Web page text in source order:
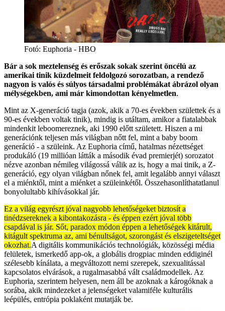
Fotó: Euphoria - HBO
Bár a sok meztelenség és erőszak sokak szerint öncélú az
amerikai tinik küzdelmeit feldolgozó sorozatban, a rendező
nagyon is valós és súlyos társadalmi problémákat ábrázol olyan
mélységekben, ami már kimondottan kényelmetlen.
Mint az X-generáció tagja (azok, akik a 70-es években születtek és a
90-es években voltak tinik), mindig is utáltam, amikor a fiatalabbak
mindenkit leboomereznek, aki 1990 előtt született. Hiszen a mi
generációnk teljesen más világban nőtt fel, mint a baby boom
generáció - a szüleink. Az Euphoria című, hatalmas nézettséget
produkáló (19 millióan látták a második évad premierjét) sorozatot
nézve azonban némileg világossá válik az is, hogy a mai tinik, a Z-
generáció, egy olyan világban nőnek fel, amit legalább annyi választ
el a miénktől, mint a miénket a szüleinkétől. Összehasonlíthatatlanul
bonyolultabb kihívásokkal jár.
Ez a világ egyrészt jóval nagyobb lehetőségeket biztosít a
tinédzsereknek a kibontakozásra - és éppen ezért jóval több
csapdával is jár. Sőt, paradox módon éppen a lehetőségek kitárult,
kitágult spektruma az, ami bénultságot, szorongást és elszigeteltséget
okozhat.A digitális kommunikációs technológiák, közösségi média
felületek, ismerkedő app-ok, a globális drogpiac minden eddiginél
szélesebb kínálata, a megváltozott nemi szerepek, szexualitással
kapcsolatos elvárások, a rugalmasabbá vált családmodellek. Az
Euphoria, szerintem helyesen, nem áll be azoknak a károgóknak a
sorába, akik mindezeket a jelenségeket valamiféle kulturális
leépülés, entrópia poklaként mutatják be.